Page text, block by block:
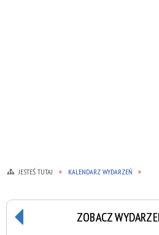
JESTEŚ TUTAJ KALENDARZ WYDARZEŃ
ZOBACZ